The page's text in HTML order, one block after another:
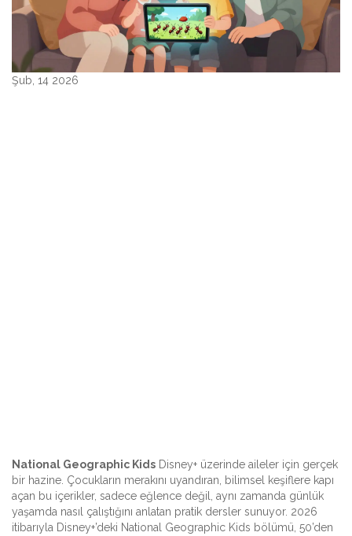
Şub, 14 2026
National Geographic Kids Disney+ üzerinde aileler için gerçek
bir hazine. Çocukların merakını uyandıran, bilimsel keşiflere kapı
açan bu içerikler, sadece eğlence değil, aynı zamanda günlük
yaşamda nasıl çalıştığını anlatan pratik dersler sunuyor. 2026
itibarıyla Disney+’deki National Geographic Kids bölümü, 50’den